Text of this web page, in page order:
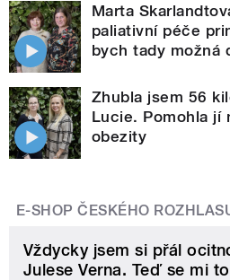
Marta
paliativní péče
bych tady možná
Zhubla jsem 56
Lucie. Pomohla jí
obezity
E-SHOP ČESKÉHO
Vždycky jsem si přál
Julese Verna. Teď se mi